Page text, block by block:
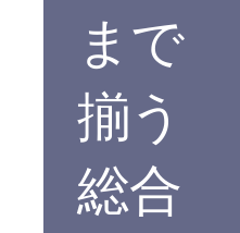
まで
揃う
総合